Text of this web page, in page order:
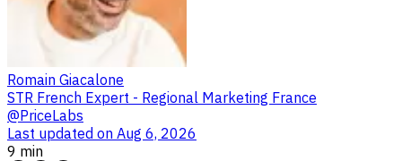
Romain Giacalone
STR French Expert - Regional Marketing France
@PriceLabs
Last updated on Aug 6, 2026
9 min